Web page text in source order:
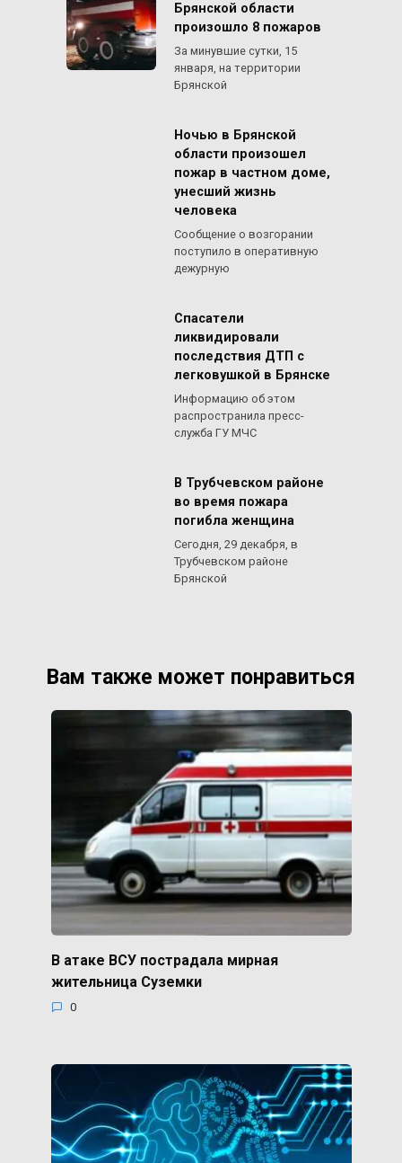
Брянской области
произошло 8 пожаров
За минувшие сутки, 15
января, на территории
Брянской
Ночью в Брянской
области произошел
пожар в частном доме,
унесший жизнь
человека
Сообщение о возгорании
поступило в оперативную
дежурную
Спасатели
ликвидировали
последствия ДТП с
легковушкой в Брянске
Информацию об этом
распространила пресс-
служба ГУ МЧС
В Трубчевском районе
во время пожара
погибла женщина
Сегодня, 29 декабря, в
Трубчевском районе
Брянской
Вам также может понравиться
В атаке ВСУ пострадала мирная
жительница Суземки
0